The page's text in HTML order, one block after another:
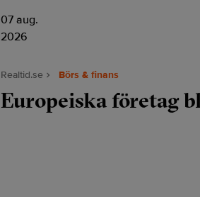
07 aug.
2026
Realtid.se Börs & finans
Europeiska företag